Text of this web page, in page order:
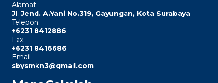
Alamat
Jl. Jend. A.Yani No.319, Gayungan, Kota Surabaya
Telepon
+6231 8412886
Fax
+6231 8416686
Email
sbysmkn3@gmail.com